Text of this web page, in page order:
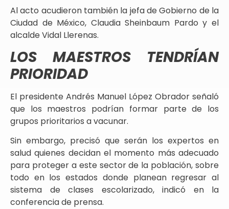
Al acto acudieron también la jefa de Gobierno de la
Ciudad de México, Claudia Sheinbaum Pardo y el
alcalde Vidal Llerenas.
LOS MAESTROS TENDRÍAN
PRIORIDAD
El presidente Andrés Manuel López Obrador señaló
que los maestros podrían formar parte de los
grupos prioritarios a vacunar.
Sin embargo, precisó que serán los expertos en
salud quienes decidan el momento más adecuado
para proteger a este sector de la población, sobre
todo en los estados donde planean regresar al
sistema de clases escolarizado, indicó en la
conferencia de prensa.